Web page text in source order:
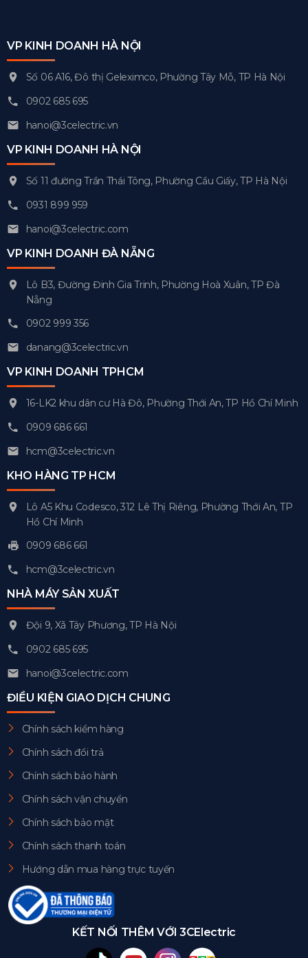
VP KINH DOANH HÀ NỘI
Số 06 A16, Đô thị Geleximco, Phường Tây Mỗ, TP Hà Nội
0902 685 695
hanoi@3celectric.vn
VP KINH DOANH HÀ NỘI
Số 11 đường Trần Thái Tông, Phường Cầu Giấy, TP Hà Nội
0931 899 959
hanoi@3celectric.com
VP KINH DOANH ĐÀ NẴNG
Lô B3, Đường Đinh Gia Trinh, Phường Hoà Xuân, TP Đà
Nẵng
0902 999 356
danang@3celectric.vn
VP KINH DOANH TPHCM
16-LK2 khu dân cư Hà Đô, Phường Thới An, TP Hồ Chí Minh
0909 686 661
hcm@3celectric.vn
KHO HÀNG TP HCM
Lô A5 Khu Codesco, 312 Lê Thị Riêng, Phường Thới An, TP
Hồ Chí Minh
0909 686 661
hcm@3celectric.vn
NHÀ MÁY SẢN XUẤT
Đội 9, Xã Tây Phương, TP Hà Nội
0902 685 695
hanoi@3celectric.com
ĐIỀU KIỆN GIAO DỊCH CHUNG
Chính sách kiểm hàng
Chính sách đổi trả
Chính sách bảo hành
Chính sách vận chuyển
Chính sách bảo mật
Chính sách thanh toán
Hướng dẫn mua hàng trực tuyến
KẾT NỐI THÊM VỚI 3CElectric